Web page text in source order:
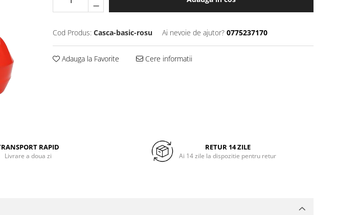
Cod Produs: Casca-basic-rosu Ai nevoie de ajutor? 0775237170
Adauga la Favorite Cere informatii
RAPID
Livrare a doua zi
RETUR 14 ZILE
Ai 14 zile la dispozitie pentru retur